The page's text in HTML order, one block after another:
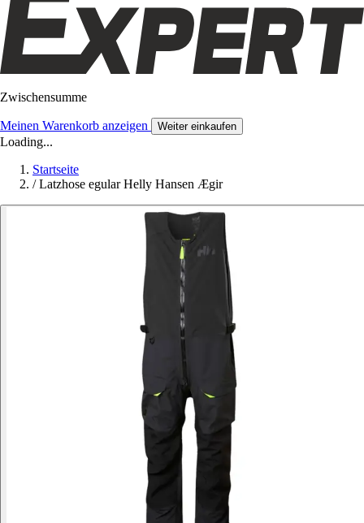
Zwischensumme
Meinen Warenkorb anzeigen Weiter einkaufen
Loading...
Startseite
/ Latzhose egular Helly Hansen Ægir